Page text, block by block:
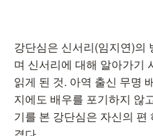
강단심은 신서리(임지연)의
며 신서리에 대해 알아가기
읽게 된 것. 아역 출신 무명
지에도 배우를 포기하지 않
기를 본 강단심은 자신의 편